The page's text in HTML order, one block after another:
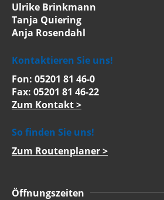
Ulrike Brinkmann
Tanja Quiering
Anja Rosendahl
Kontaktieren Sie uns!
Fon: 05201 81 46-0
Fax: 05201 81 46-22
Zum Kontakt >
So finden Sie uns!
Zum Routenplaner >
Öffnungszeiten